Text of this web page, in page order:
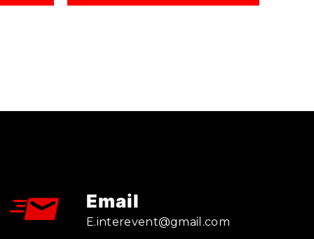
Email
e.interevent@gmail.com